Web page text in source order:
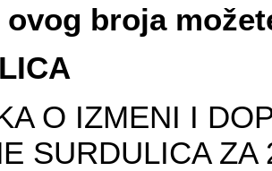
ovog broja
O IZMENI I
SURDULICA